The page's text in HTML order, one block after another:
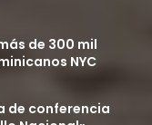
de 300 mil
NYC
de conferencia